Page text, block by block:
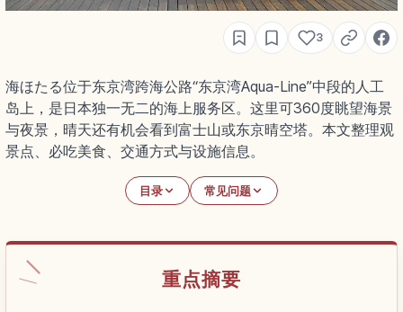
3
海ほたる位于东京湾跨海公路“东京湾Aqua-Line”中段的人工
岛上，是日本独一无二的海上服务区。这里可360度眺望海景
与夜景，晴天还有机会看到富士山或东京晴空塔。本文整理观
景点、必吃美食、交通方式与设施信息。
目录 常见问题
重点摘要